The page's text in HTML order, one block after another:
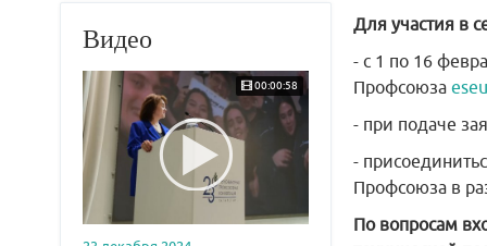
Видео
00:00:58
Для участия в
- с 1 по 16
Профсоюза
- при подаче
-
Профсоюза в
По вопросам